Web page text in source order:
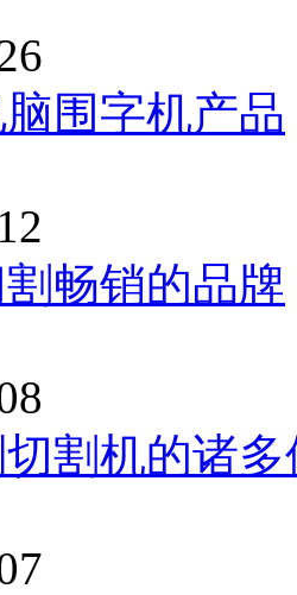
围字机产品
畅销的品牌
割机的诸